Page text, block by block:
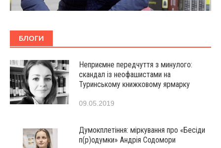
БЛОГИ
Неприємне передчуття з минулого:
скандал із неофашистами на
Туринському книжковому ярмарку
09.05.2019
Думокплетіння: міркування про «Бесіди
п(р)одумки» Андрія Содомори